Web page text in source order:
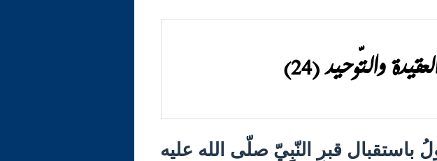
باستقبال قبرِ النّبِيّ صلّى الله عليه